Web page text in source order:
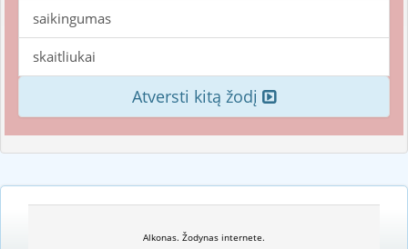
saikingumas
skaitliukai
Atversti kitą žodį
Alkonas. Žodynas internete.